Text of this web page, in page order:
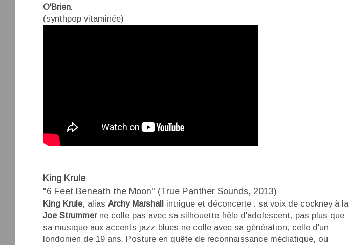
O'Brien.
(synthpop vitaminée)
King Krule
"6 Feet Beneath the Moon" (True Panther Sounds, 2013)
King Krule, alias Archy Marshall intrigue et déconcerte : sa voix de cockney à la
Joe Strummerne colle pas avec sa silhouette frêle d'adolescent, pas plus que
sa musique aux accents jazz-blues ne colle avec sa génération, celle d'un
londonien de 19 ans. Posture en quête de reconnaissance médiatique, ou